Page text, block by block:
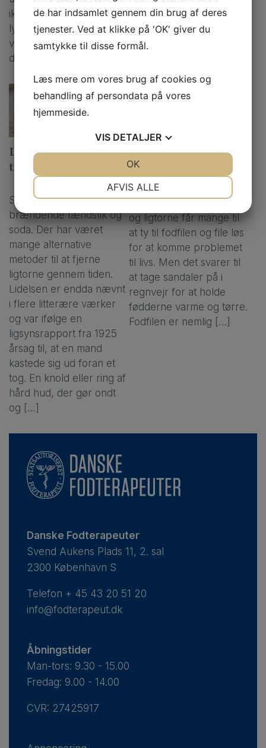
ikke så slemme, som de
lyder. Det er en
virusinfektion i huden,
der forårsager […]
vorterne er en
virusinfektion i huden,
der smitter ved kontakt.
Ligtorne – Anno 1700
til i dag
Snegleslim, en
brændende tændstik og
soda. Der har været
mange alternative
metoder til at fjerne
ligtorne gennem tiden.
Lidelsen er endda nævnt
i flere litterære værker
og var ifølge en
ligsynsrapport fra 1925
årsag til, at en mand
kastede sig ud foran et
tog. En knold eller ring af
hård hud, der gør ondt
og […]
Nej, det skal den hårde
hud på fødderne ikke.
For fodfilen er fodens
og ligtorne får mange til
at ty til fodfilen og file løs
for at komme problemet
til livs. Men det svarer til
at tage sandaler på i
regnvejr for at holde
fødderne varme og tørre.
Fodfilen er nemlig […]
Danske Fodterapeuter
Svend Aukens Plads 11, 2. sal
2300 København S
Telefon + 45 43 20 51 20
info@fodterapeut.dk
Åbningstider
Man-tors: 9.30 - 15.00
Fredag: 9.00 - 14.00
CVR: 27425917
de har indsamlet gennem din brug af deres
tjenester. Ved at klikke på 'OK' giver du
samtykke til disse formål.
Læs mere om vores brug af cookies og
behandling af persondata på vores
hjemmeside.
VIS DETALJER
MARKETING STATISTIK
AFVIS ALLE
OK